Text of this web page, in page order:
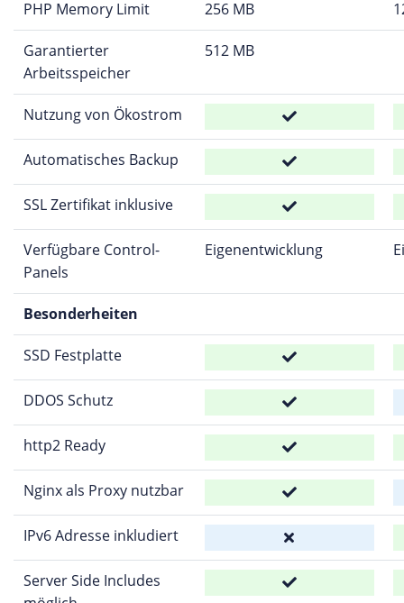
PHP Memory Limit 256 MB
Garantierter
Arbeitsspeicher
512 MB
Nutzung von Ökostrom
Automatisches Backup
SSL Zertifikat inklusive
Verfügbare Control-
Panels
Eigenentwicklung
Besonderheiten
SSD Festplatte
DDOS Schutz
http2 Ready
Nginx als Proxy nutzbar
IPv6 Adresse inkludiert
Server Side Includes